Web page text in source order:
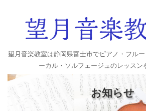
望月音楽教室は静岡県富士市でピアノ・フル
ーカル・ソルフェージュのレッスン
お知らせ